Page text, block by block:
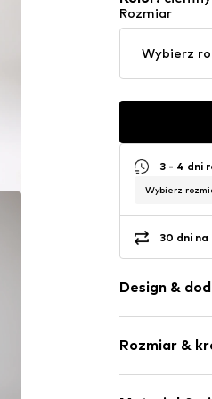
Rozmiar
Wybierz
3 - 4 dni
Wybierz
30 dni
Design &
Jeans
Klapy
Prochowiec
Rozmiar &